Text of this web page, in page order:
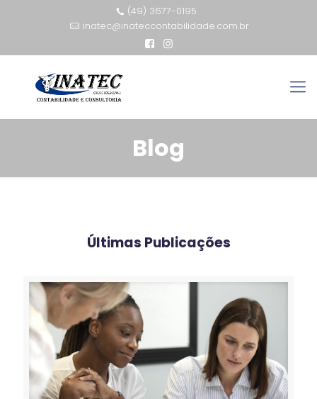
(49) 3677-0195
inatec@inateccontabilidade.com.br
Blog
Últimas Publicações